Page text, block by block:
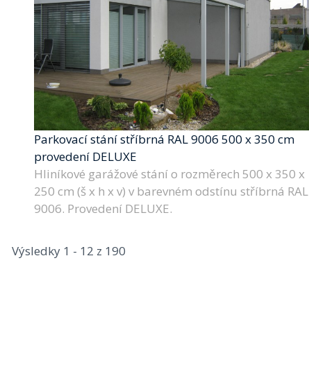
Parkovací stání stříbrná RAL 9006 500 x 350 cm
provedení DELUXE
Hliníkové garážové stání o rozměrech 500 x 350 x
250 cm (š x h x v) v barevném odstínu stříbrná RAL
9006. Provedení DELUXE.
Výsledky 1 - 12 z 190